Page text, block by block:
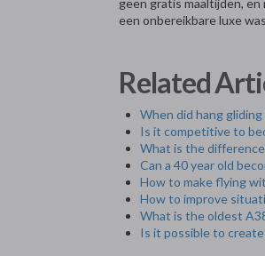
geen gratis maaltijden,
een onbereikbare luxe
Related
When did hang
Is it competitive to
What is the
Can a 40 year old
How to make flying
How to improve
What is the oldest
Is it possible to